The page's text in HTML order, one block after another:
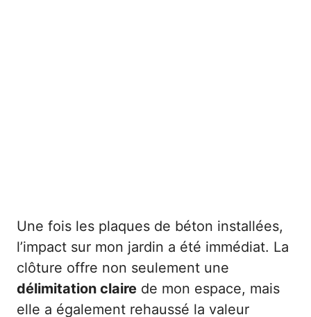
Une fois les plaques de béton installées,
l’impact sur mon jardin a été immédiat. La
clôture offre non seulement une
délimitation claire de mon espace, mais
elle a également rehaussé la valeur